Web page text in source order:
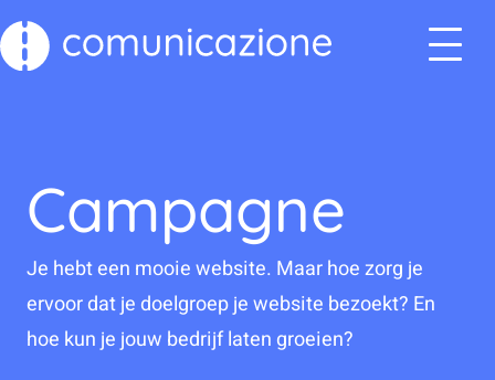
Campagne
Je hebt een mooie website. Maar hoe zorg je
ervoor dat je doelgroep je website bezoekt? En
hoe kun je jouw bedrijf laten groeien?